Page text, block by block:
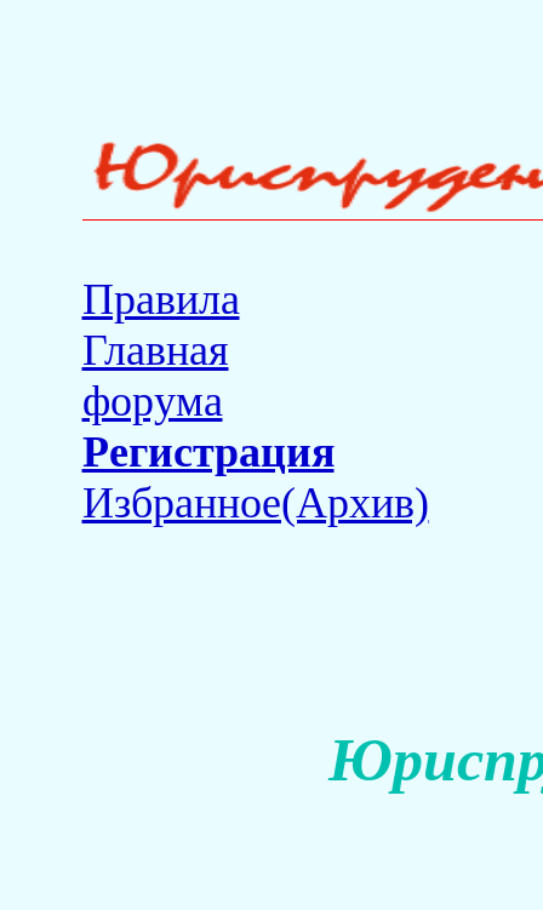
Правила
Главная
форума
Регистрация
Избранное(Архив)